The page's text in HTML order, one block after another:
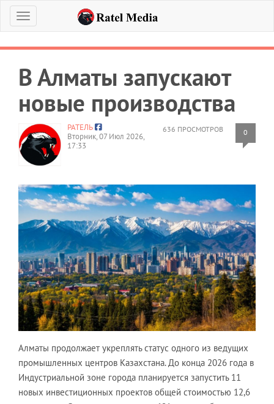
Меню
В Алматы запускают
новые производства
636 ПРОСМОТРОВ 0
РАТЕЛЬ
Вторник, 07 Июл 2026,
17:33
Алматы продолжает укреплять статус одного из ведущих
промышленных центров Казахстана. До конца 2026 года в
Индустриальной зоне города планируется запустить 11
новых инвестиционных проектов общей стоимостью 12,6